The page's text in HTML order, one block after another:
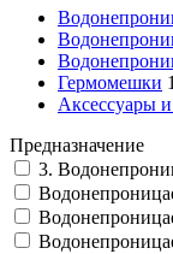
Гермомешки
Аксессуары
Предназначение
3.